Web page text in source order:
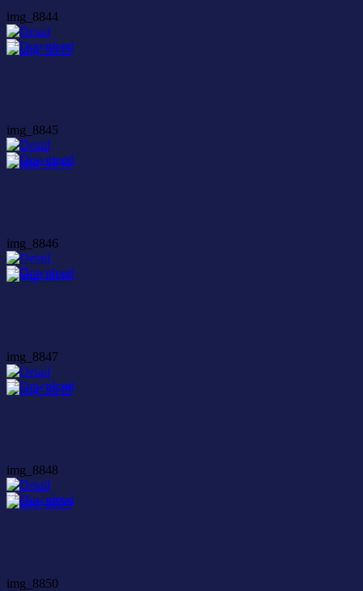
img_8844
img_8845
img_8846
img_8847
img_8848
img_8850